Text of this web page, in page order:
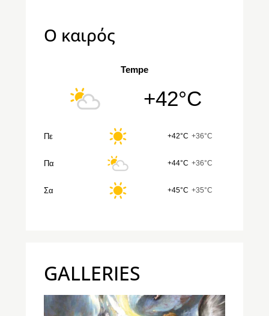
Ο καιρός
Tempe
+42°C
Πε +42°C +36°C
Πα +44°C +36°C
Σα +45°C +35°C
GALLERIES